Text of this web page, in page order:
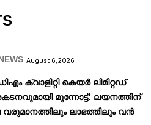
August 6, 2026
ക്വാളിറ്റി കെയർ ലിമിറ്റഡ്
മുന്നോട്ട്: ലയനത്തിന്
വരുമാനത്തിലും ലാഭത്തിലും വൻ